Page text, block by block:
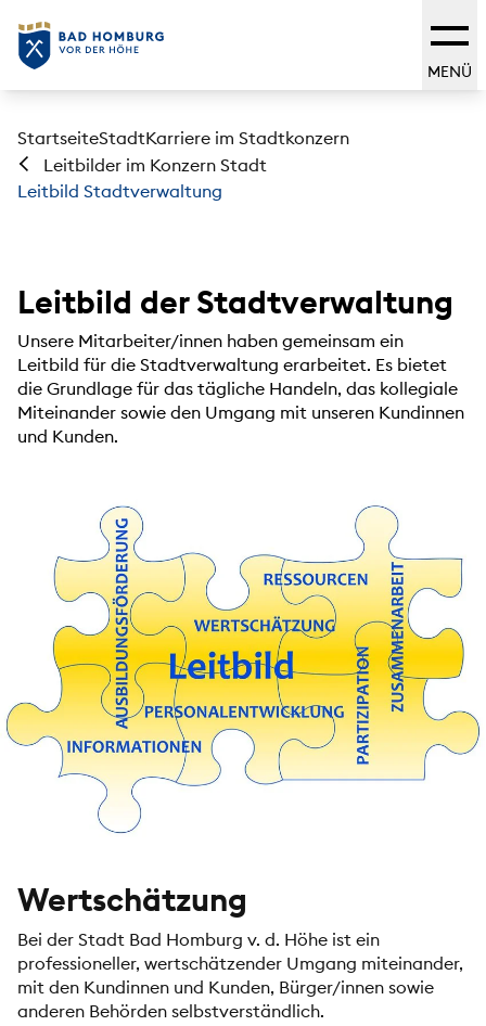
MENÜ
StartseiteStadtKarriere im Stadtkonzern
Leitbilder im Konzern Stadt
Leitbild Stadtverwaltung
Leitbild der Stadtverwaltung
Unsere Mitarbeiter/innen haben gemeinsam ein
Leitbild für die Stadtverwaltung erarbeitet. Es bietet
die Grundlage für das tägliche Handeln, das kollegiale
Miteinander sowie den Umgang mit unseren Kundinnen
und Kunden.
Wertschätzung
Bei der Stadt Bad Homburg v. d. Höhe ist ein
professioneller, wertschätzender Umgang miteinander,
mit den Kundinnen und Kunden, Bürger/innen sowie
anderen Behörden selbstverständlich.